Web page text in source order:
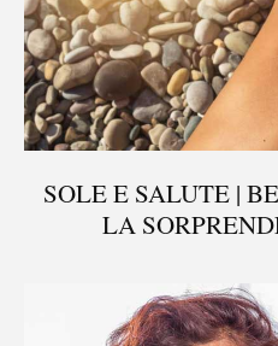
SOLE E SALUTE |
LA